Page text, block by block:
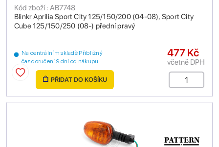
Blinkr Aprilia Sport City 125/150/200 (04-08), Sport City
Cube 125/150/250 (08-) přední pravý
Kód zboží : AB7748
Na centrálním skladě Přibližný
čas doručení 9 dní od nákupu
477 Kč
včetně DPH
PŘIDAT DO KOŠÍKU